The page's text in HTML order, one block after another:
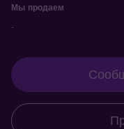
Мы продаем
-